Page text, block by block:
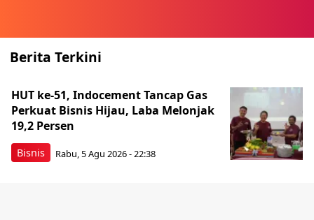
Berita Terkini
Bisnis
HUT ke-51, Indocement Tancap Gas
Perkuat Bisnis Hijau, Laba Melonjak
19,2 Persen
Rabu, 5 Agu 2026 - 22:38